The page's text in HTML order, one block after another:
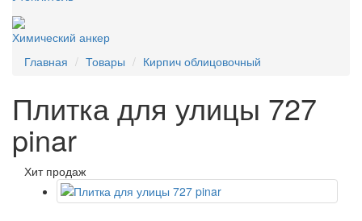
Химический анкер
Главная
Товары Кирпич облицовочный
Плитка для улицы 727
pinar
Хит продаж